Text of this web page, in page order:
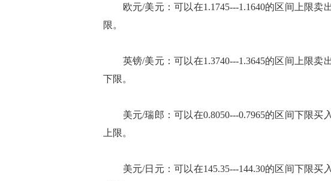
欧元/美元：可以在1.1745---1.1640的区间上限卖
限。
英镑/美元：可以在1.3740---1.3645的区间上限卖
下限。
美元/瑞郎：可以在0.8050---0.7965的区间下限买
上限。
美元/日元：可以在145.35---144.30的区间下限买